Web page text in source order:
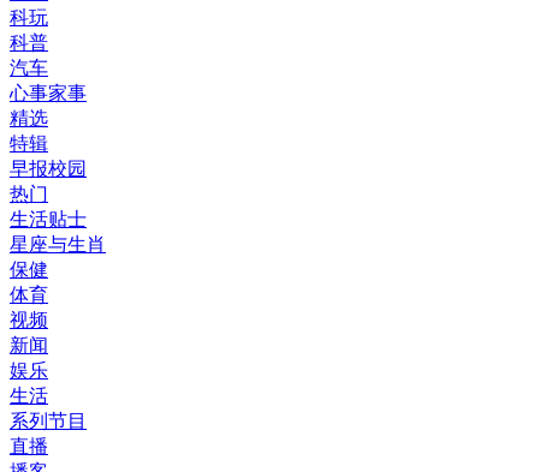
科玩
科普
汽车
心事家事
精选
特辑
早报校园
热门
生活贴士
星座与生肖
保健
体育
视频
新闻
娱乐
生活
系列节目
直播